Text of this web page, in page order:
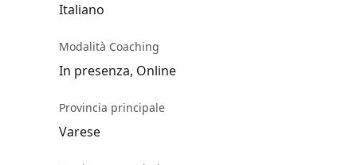
Italiano
Modalità Coaching
In presenza, Online
Provincia principale
Varese